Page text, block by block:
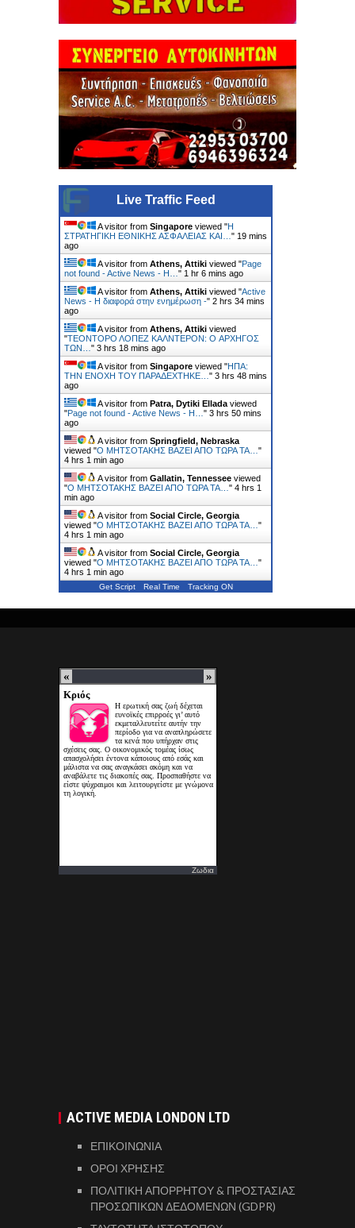
Live Traffic Feed
A visitor from Singapore viewed "Η
ΣΤΡΑΤΗΓΙΚΗ ΕΘΝΙΚΗΣ ΑΣΦΑΛΕΙΑΣ ΚΑΙ… " 19 mins
ago
A visitor from Athens, Attiki viewed "Page
not found - Active News - Η… " 1 hr 6 mins ago
A visitor from Athens, Attiki viewed "Active
News - Η διαφορά στην ενημέρωση -" 2 hrs 34 mins
ago
A visitor from Athens, Attiki viewed
"ΤΕΟΝΤΟΡΟ ΛΟΠΕΖ ΚΑΛΝΤΕΡΟΝ: O ΑΡΧΗΓΟΣ
ΤΩΝ… " 3 hrs 18 mins ago
A visitor from Singapore viewed "ΗΠΑ:
ΤΗΝ ΕΝΟΧH ΤΟΥ ΠΑΡΑΔEΧΤΗΚΕ… " 3 hrs 48 mins
ago
A visitor from Patra, Dytiki Ellada viewed
"Page not found - Active News - Η… " 3 hrs 50 mins
ago
A visitor from Springfield, Nebraska
viewed "Ο ΜΗΤΣΟΤΑΚΗΣ ΒΑΖΕΙ ΑΠΟ ΤΩΡΑ ΤΑ… "
4 hrs 1 min ago
A visitor from Gallatin, Tennessee viewed
"Ο ΜΗΤΣΟΤΑΚΗΣ ΒΑΖΕΙ ΑΠΟ ΤΩΡΑ ΤΑ… " 4 hrs 1
min ago
A visitor from Social Circle, Georgia
viewed "Ο ΜΗΤΣΟΤΑΚΗΣ ΒΑΖΕΙ ΑΠΟ ΤΩΡΑ ΤΑ… "
4 hrs 1 min ago
A visitor from Social Circle, Georgia
viewed "Ο ΜΗΤΣΟΤΑΚΗΣ ΒΑΖΕΙ ΑΠΟ ΤΩΡΑ ΤΑ… "
4 hrs 1 min ago
Get Script Real Time Tracking ON
Ζωδια
ACTIVE MEDIA LONDON LTD
ΕΠΙΚΟΙΝΩΝΙΑ
ΟΡΟΙ ΧΡΗΣΗΣ
ΠΟΛΙΤΙΚΗ ΑΠΟΡΡΗΤΟΥ & ΠΡΟΣΤΑΣΙΑΣ
ΠΡΟΣΩΠΙΚΩΝ ΔΕΔΟΜΕΝΩΝ (GDPR)